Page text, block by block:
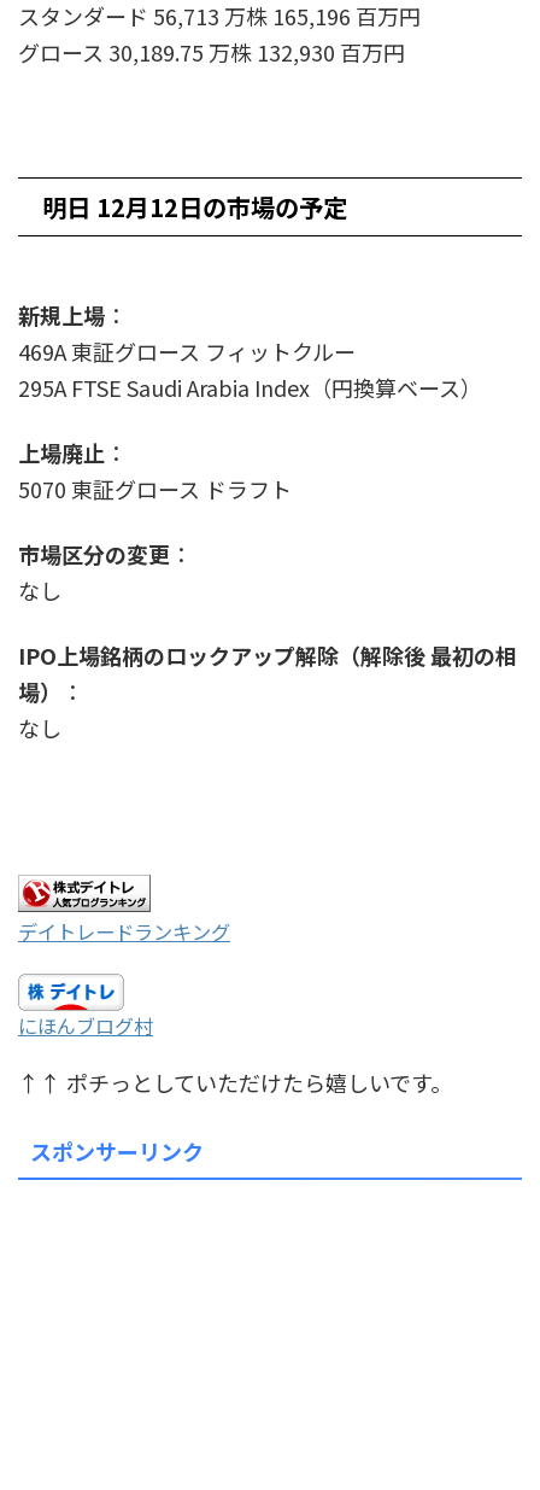
スタンダード 56,713 万株 165,196 百万円
グロース 30,189.75 万株 132,930 百万円
明日 12月12日の市場の予定
新規上場 ：
469A 東証グロース フィットクルー
295A FTSE Saudi Arabia Index（円換算ベース）
上場廃止 ：
5070 東証グロース ドラフト
市場区分の変更 ：
なし
IPO上場銘柄のロックアップ解除（解除後 最初の相
場）
：
なし
デイトレードランキング
にほんブログ村
↑↑ ポチっとしていただけたら嬉しいです。
スポンサーリンク